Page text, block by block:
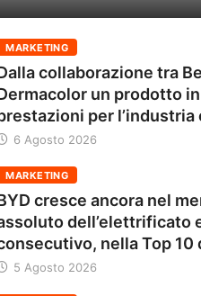
MARKETING
collaborazione tra
un prodotto
per l’industria
6 Agosto 2026
MARKETING
cresce ancora nel
dell’elettrificato
nella Top
5 Agosto 2026